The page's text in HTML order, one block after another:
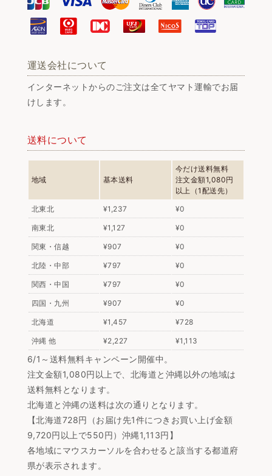
運送会社について
インターネットからのご注文は全てヤマト運輸でお届
けします。
送料について
地域 基本送料
今だけ送料無料
注文金額1,080円
以上（1配送先）
北東北
¥1,237 ¥0
南東北 ¥1,127 ¥0
関東・信越 ¥907 ¥0
北陸・中部 ¥797 ¥0
関西・中国 ¥797 ¥0
四国・九州 ¥907 ¥0
北海道 ¥1,457 ¥728
沖縄 他 ¥2,227 ¥1,113
6/1～送料無料キャンペーン開催中。
注文金額1,080円以上で、北海道と沖縄以外の地域は
送料無料となります。
北海道と沖縄の送料は次の通りとなります。
【北海道728円（お届け先1件につきお買い上げ金額
9,720円以上で550円）沖縄1,113円】
各地域にマウスカーソルを合わせると該当する都道府
県が表示されます。